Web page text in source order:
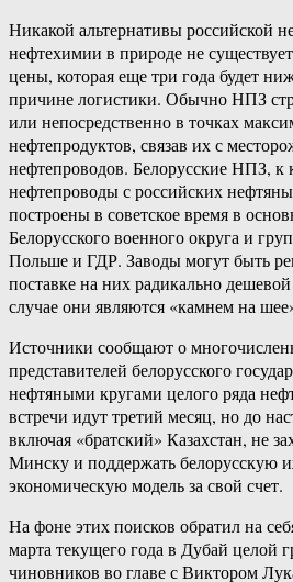
Никакой альтернативы российской
нефтехимии в природе не
цены, которая еще три года будет
причине логистики. Обычно НПЗ
или непосредственно в точках
нефтепродуктов, связав их с
нефтепроводов. Белорусские НПЗ, к
нефтепроводы с российских
построены в советское время в
Белорусского военного округа и
Польше и ГДР. Заводы могут быть
поставке на них радикально
случае они являются «камнем на
Источники сообщают о
представителей белорусского
нефтяными кругами целого ряда
встречи идут третий месяц, но до
включая «братский» Казахстан, не
Минску и поддержать белорусскую
экономическую модель за свой счет.
На фоне этих поисков обратил на
марта текущего года в Дубай целой
чиновников во главе с Виктором